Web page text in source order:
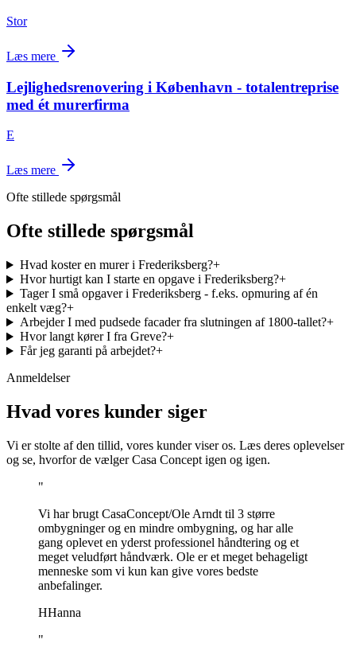
Stor
Læs mere
Lejlighedsrenovering i København - totalentreprise
med ét murerfirma
E
Læs mere
Ofte stillede spørgsmål
Ofte stillede spørgsmål
Hvad koster en murer i Frederiksberg?+
Hvor hurtigt kan I starte en opgave i Frederiksberg?+
Tager I små opgaver i Frederiksberg - f.eks. opmuring af én
enkelt væg?+
Arbejder I med pudsede facader fra slutningen af 1800-tallet?+
Hvor langt kører I fra Greve?+
Får jeg garanti på arbejdet?+
Anmeldelser
Hvad vores kunder siger
Vi er stolte af den tillid, vores kunder viser os. Læs deres oplevelser
og se, hvorfor de vælger Casa Concept igen og igen.
"
Vi har brugt CasaConcept/Ole Arndt til 3 større
ombygninger og en mindre ombygning, og har alle
gang oplevet en yderst professionel håndtering og et
meget veludført håndværk. Ole er et meget behageligt
menneske som vi kun kan give vores bedste
anbefalinger.
HHanna
"